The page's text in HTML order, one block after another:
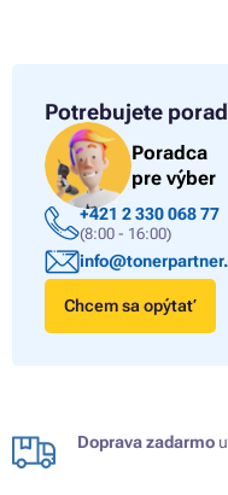
Potrebujete
Poradca
pre výber
+421 2 330 068 77
(8:00 - 16:00)
Chcem sa opýtať
Doprava zadarmo